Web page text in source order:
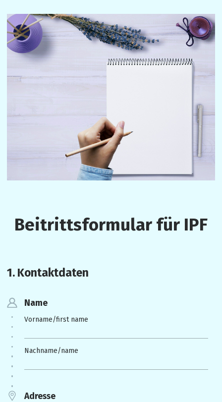
Beitrittsformular für IPF
1. Kontaktdaten
Name
Vorname/first name
Nachname/name
Adresse